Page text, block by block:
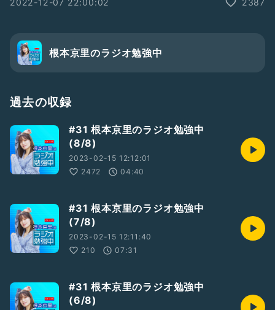
#佐藤悠雅 #ラジオ勉強中
#おたより
2022-12-07 22:00:02
2387
根本京里のラジオ勉強中
過去の収録
#31 根本京里のラジオ勉強中
(8/8)
2023-02-15 12:12:01
2472
04:40
#31 根本京里のラジオ勉強中
(7/8)
2023-02-15 12:11:40
210
07:31
#31 根本京里のラジオ勉強中
(6/8)